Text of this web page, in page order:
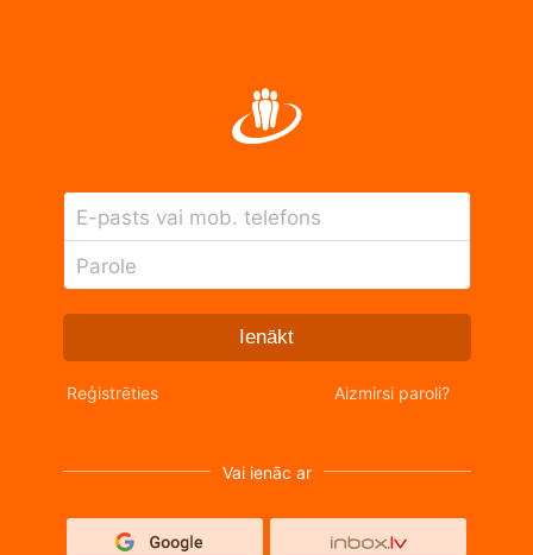
E-pasts vai mob. telefons
Parole
Ienākt
Reģistrēties Aizmirsi paroli?
Vai ienāc ar